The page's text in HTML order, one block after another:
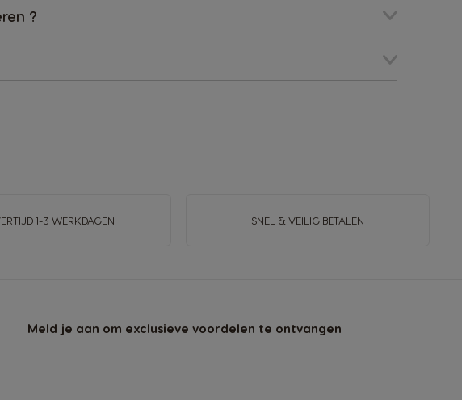
?
1-3 WERKDAGEN SNEL & VEILIG BETALEN
Meld je aan om exclusieve voordelen te ontvangen